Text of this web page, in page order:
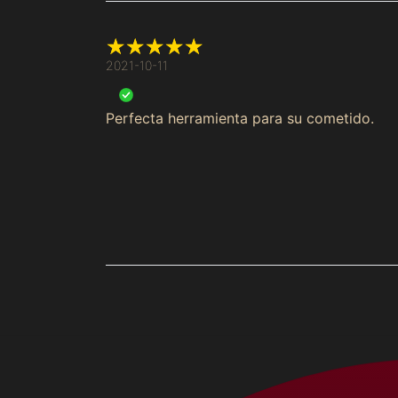
2021-10-11
Perfecta herramienta para su cometido.